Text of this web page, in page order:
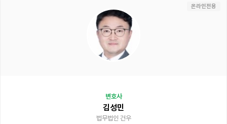
온라인전용
변호사
김성민
법무법인 건우